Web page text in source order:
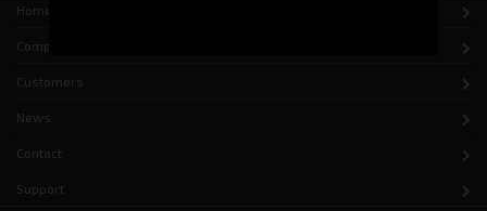
Home
Company
Customers
News
Contact
Support